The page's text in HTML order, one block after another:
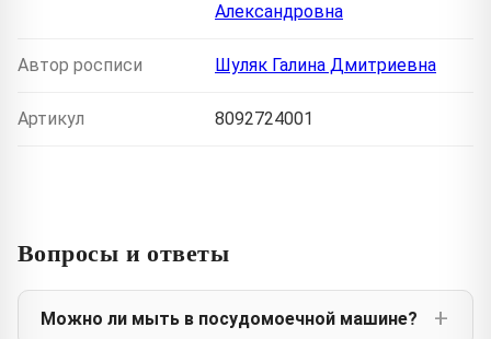
Александровна
Автор росписи Шуляк Галина Дмитриевна
Артикул 8092724001
Вопросы и ответы
Можно ли мыть в посудомоечной машине?